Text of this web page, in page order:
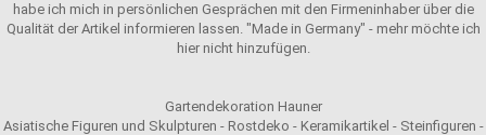
habe ich mich in persönlichen Gesprächen mit den Firmeninhaber über die
Qualität der Artikel informieren lassen. "Made in Germany" - mehr möchte ich
hier nicht hinzufügen.
Gartendekoration Hauner
Asiatische Figuren und Skulpturen - Rostdeko - Keramikartikel - Steinfiguren -